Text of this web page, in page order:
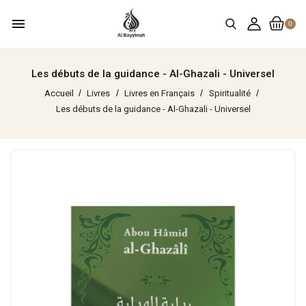
0
menu
Les débuts de la guidance - Al-Ghazali - Universel
Accueil Livres Livres en Français
Spiritualité
Les débuts de la guidance - Al-Ghazali - Universel